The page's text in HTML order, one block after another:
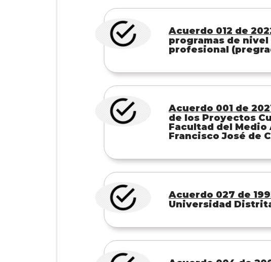
Acuerdo 012 de
programas de
profesional
Acuerdo 001 de
de los Proyectos
Facultad del
Francisco José de
Acuerdo 027 de
Universidad